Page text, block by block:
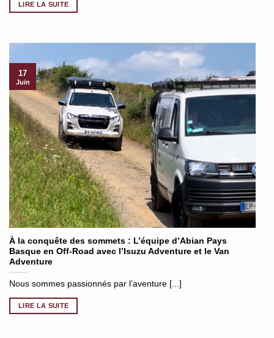
LIRE LA SUITE
À la conquête des sommets : L’équipe d’Abian Pays
Basque en Off-Road avec l’Isuzu Adventure et le Van
Adventure
Nous sommes passionnés par l’aventure [...]
LIRE LA SUITE
17
Juin